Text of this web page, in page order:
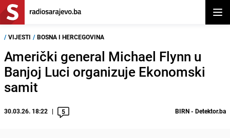
/ VIJESTI / BOSNA I HERCEGOVINA
Američki general Michael Flynn u
Banjoj Luci organizuje Ekonomski
samit
30.03.26. 18:22 5 BIRN - Detektor.ba